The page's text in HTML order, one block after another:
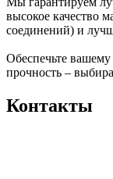
высокое качество
соединений) и
Обеспечьте
прочность –
Контакты